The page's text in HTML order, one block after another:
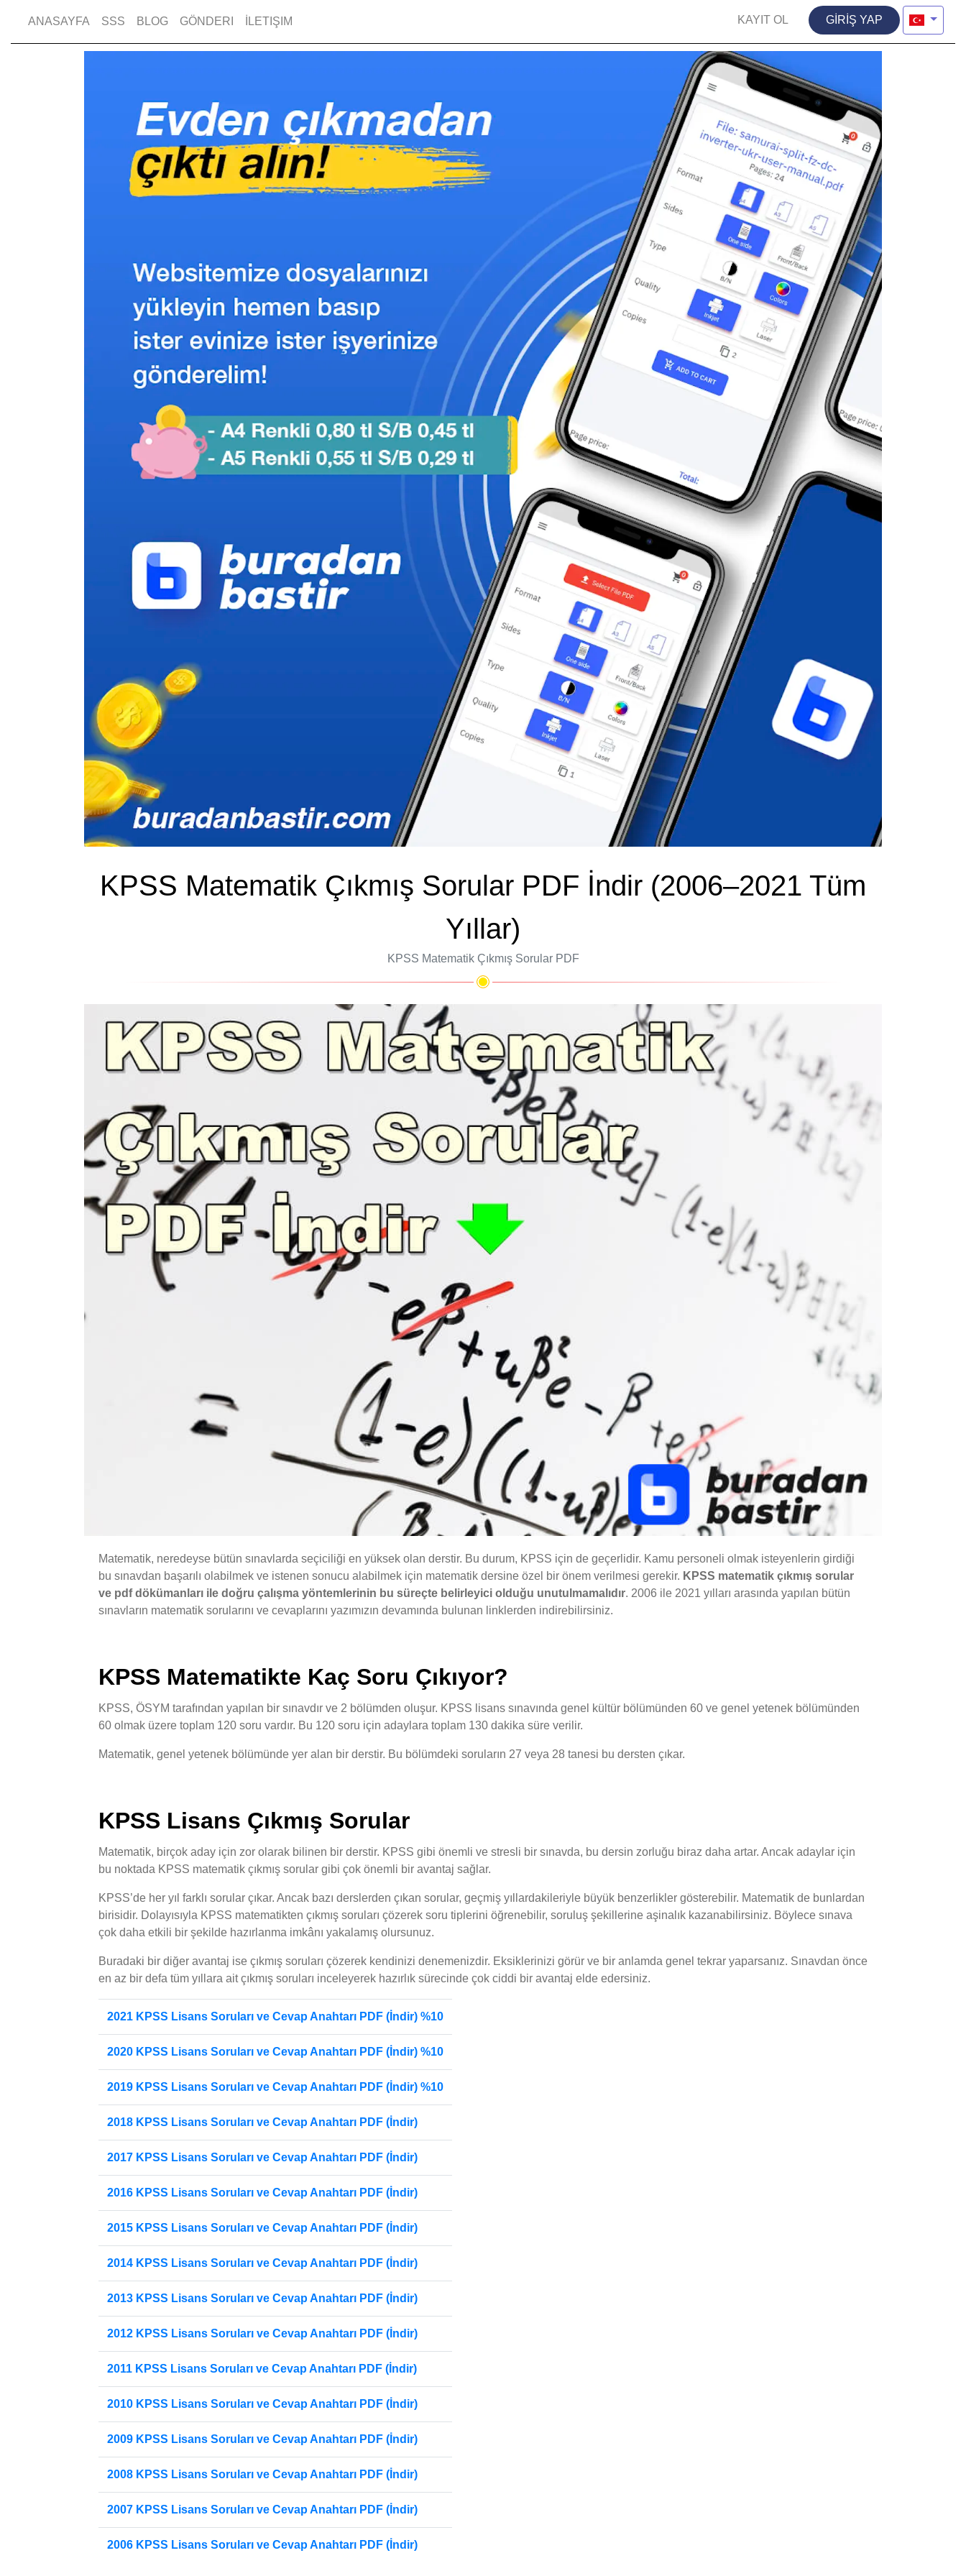
ANASAYFA SSS BLOG GÖNDERI İLETIŞIM KAYIT OL GİRİŞ YAP
KPSS Matematik Çıkmış Sorular PDF İndir (2006–2021 Tüm
Yıllar)
KPSS Matematik Çıkmış Sorular PDF
Matematik, neredeyse bütün sınavlarda seçiciliği en yüksek olan derstir. Bu durum, KPSS için de geçerlidir. Kamu personeli olmak isteyenlerin girdiği
bu sınavdan başarılı olabilmek ve istenen sonucu alabilmek için matematik dersine özel bir önem verilmesi gerekir. KPSS matematik çıkmış sorular
ve pdf dökümanları ile doğru çalışma yöntemlerinin bu süreçte belirleyici olduğu unutulmamalıdır. 2006 ile 2021 yılları arasında yapılan bütün
sınavların matematik sorularını ve cevaplarını yazımızın devamında bulunan linklerden indirebilirsiniz.
KPSS Matematikte Kaç Soru Çıkıyor?
KPSS, ÖSYM tarafından yapılan bir sınavdır ve 2 bölümden oluşur. KPSS lisans sınavında genel kültür bölümünden 60 ve genel yetenek bölümünden
60 olmak üzere toplam 120 soru vardır. Bu 120 soru için adaylara toplam 130 dakika süre verilir.
Matematik, genel yetenek bölümünde yer alan bir derstir. Bu bölümdeki soruların 27 veya 28 tanesi bu dersten çıkar.
KPSS Lisans Çıkmış Sorular
Matematik, birçok aday için zor olarak bilinen bir derstir. KPSS gibi önemli ve stresli bir sınavda, bu dersin zorluğu biraz daha artar. Ancak adaylar için
bu noktada KPSS matematik çıkmış sorular gibi çok önemli bir avantaj sağlar.
KPSS’de her yıl farklı sorular çıkar. Ancak bazı derslerden çıkan sorular, geçmiş yıllardakileriyle büyük benzerlikler gösterebilir. Matematik de bunlardan
birisidir. Dolayısıyla KPSS matematikten çıkmış soruları çözerek soru tiplerini öğrenebilir, soruluş şekillerine aşinalık kazanabilirsiniz. Böylece sınava
çok daha etkili bir şekilde hazırlanma imkânı yakalamış olursunuz.
Buradaki bir diğer avantaj ise çıkmış soruları çözerek kendinizi denemenizdir. Eksiklerinizi görür ve bir anlamda genel tekrar yaparsanız. Sınavdan önce
en az bir defa tüm yıllara ait çıkmış soruları inceleyerek hazırlık sürecinde çok ciddi bir avantaj elde edersiniz.
2021 KPSS Lisans Soruları ve Cevap Anahtarı PDF (İndir) %10
2020 KPSS Lisans Soruları ve Cevap Anahtarı PDF (İndir) %10
2019 KPSS Lisans Soruları ve Cevap Anahtarı PDF (İndir) %10
2018 KPSS Lisans Soruları ve Cevap Anahtarı PDF (İndir)
2017 KPSS Lisans Soruları ve Cevap Anahtarı PDF (İndir)
2016 KPSS Lisans Soruları ve Cevap Anahtarı PDF (İndir)
2015 KPSS Lisans Soruları ve Cevap Anahtarı PDF (İndir)
2014 KPSS Lisans Soruları ve Cevap Anahtarı PDF (İndir)
2013 KPSS Lisans Soruları ve Cevap Anahtarı PDF (İndir)
2012 KPSS Lisans Soruları ve Cevap Anahtarı PDF (İndir)
2011 KPSS Lisans Soruları ve Cevap Anahtarı PDF (İndir)
2010 KPSS Lisans Soruları ve Cevap Anahtarı PDF (İndir)
2009 KPSS Lisans Soruları ve Cevap Anahtarı PDF (İndir)
2008 KPSS Lisans Soruları ve Cevap Anahtarı PDF (İndir)
2007 KPSS Lisans Soruları ve Cevap Anahtarı PDF (İndir)
2006 KPSS Lisans Soruları ve Cevap Anahtarı PDF (İndir)